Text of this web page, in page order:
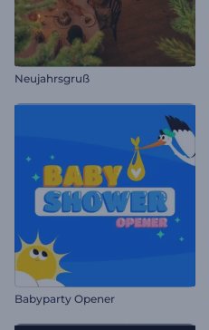
Neujahrsgruß
Babyparty Opener